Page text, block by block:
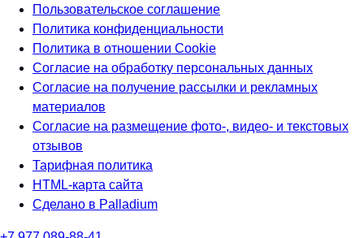
Пользовательское соглашение
Политика конфиденциальности
Политика в отношении Cookie
Согласие на обработку персональных данных
Согласие на получение рассылки и рекламных
материалов
Согласие на размещение фото-, видео- и текстовых
отзывов
Тарифная политика
HTML-карта сайта
Сделано в Palladium